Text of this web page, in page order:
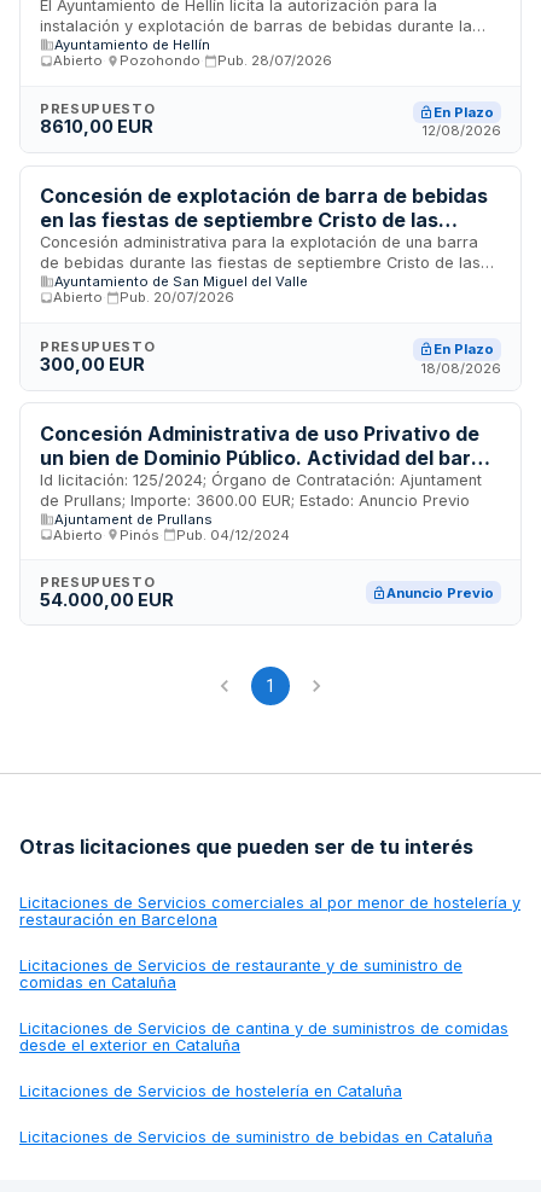
2027
El Ayuntamiento de Hellín licita la autorización para la
instalación y explotación de barras de bebidas durante la
celebración de la Feria de Hellín en los años 2026 y 2027. La
selección de adjudicatarios se realizará mediante sorteo
adjudicación directa si hay cinco o menos solicitantes. Los
adjudicatarios deberán ser titulares de licencia de actividad
durante los días de celebración de la feria.
Ayuntamiento de Hellín
Abierto
Pozohondo Pub. 28/07/2026
PRESUPUESTO
8610,00 EUR
En Plazo
12/08/2026
Concesión de explotación de barra de bebidas
en las fiestas de septiembre Cristo de las
Aguas del Ayuntamiento de San Miguel del
Valle
Concesión administrativa para la explotación de una barra
de bebidas durante las fiestas de septiembre Cristo de las
Aguas en San Miguel del Valle. El Ayuntamiento licita la
gestión de este servicio de bar mediante un contrato
proposiciones económicas al alza sobre un precio base de
trescientos euros. El adjudicatario deberá disponer de
seguro de responsabilidad civil y manipuladores de
alimentos certificados para prestar el servicio durante el
período festivo establecido.
Ayuntamiento de San Miguel del Valle
Abierto
Pub. 20/07/2026
PRESUPUESTO
300,00 EUR
En Plazo
18/08/2026
Concesión Administrativa de uso Privativo de
un bien de Dominio Público. Actividad del bar
del Local Social "CA L'ANTONI"
Id licitación: 125/2024; Órgano de Contratación: Ajuntament
de Prullans; Importe: 3600.00 EUR; Estado: Anuncio Previo
Ajuntament de Prullans
Abierto
Pinós Pub. 04/12/2024
PRESUPUESTO
54.000,00 EUR Anuncio Previo
1
Otras licitaciones que pueden ser de tu interés
Licitaciones de Servicios comerciales al por menor de hostelería y
restauración en Barcelona
Licitaciones de Servicios de restaurante y de suministro de
comidas en Cataluña
Licitaciones de Servicios de cantina y de suministros de comidas
desde el exterior en Cataluña
Licitaciones de Servicios de hostelería en Cataluña
Licitaciones de Servicios de suministro de bebidas en Cataluña